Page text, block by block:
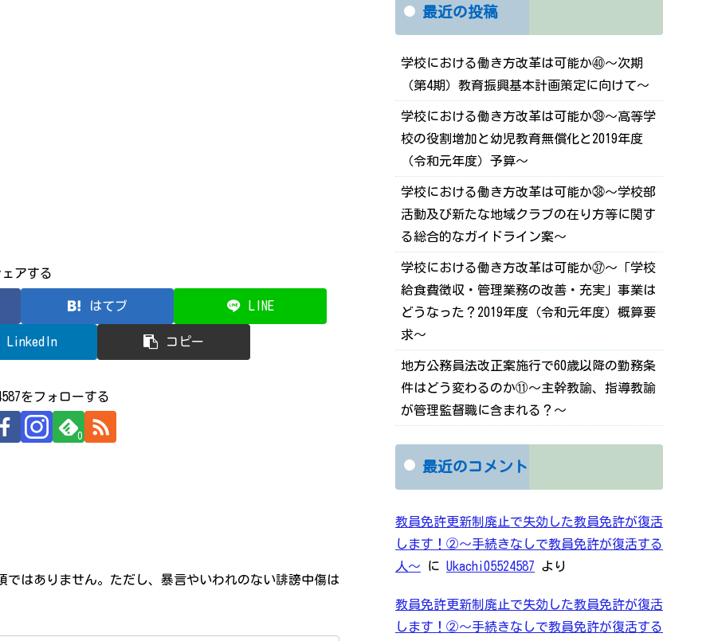
ェアする
はてブ LINE
LinkedIn コピー
をフォローする
0
ではありません。ただし、暴言やいわれのない誹謗中傷は
最近の投稿
学校における働き方改革は可能か㊵～次期
（第4期）教育振興基本計画策定に向けて～
学校における働き方改革は可能か㊴～高等学
校の役割増加と幼児教育無償化と2019年度
（令和元年度）予算～
学校における働き方改革は可能か㊳～学校部
活動及び新たな地域クラブの在り方等に関す
る総合的なガイドライン案～
学校における働き方改革は可能か㊲～「学校
給食費徴収・管理業務の改善・充実」事業は
どうなった？2019年度（令和元年度）概算要
求～
地方公務員法改正案施行で60歳以降の勤務条
件はどう変わるのか⑪～主幹教諭、指導教諭
が管理監督職に含まれる？～
最近のコメント
教員免許更新制廃止で失効した教員免許が復活
します！②～手続きなしで教員免許が復活する
人～ に Ukachi05524587 より
教員免許更新制廃止で失効した教員免許が復活
します！②～手続きなしで教員免許が復活する